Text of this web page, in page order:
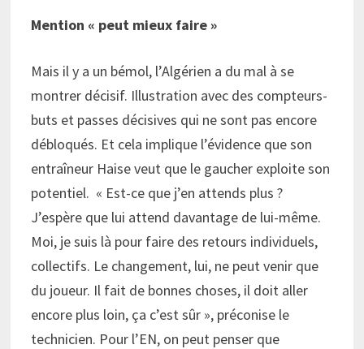
Mention « peut mieux faire »
Mais il y a un bémol, l’Algérien a du mal à se
montrer décisif. Illustration avec des compteurs-
buts et passes décisives qui ne sont pas encore
débloqués. Et cela implique l’évidence que son
entraîneur Haise veut que le gaucher exploite son
potentiel. « Est-ce que j’en attends plus ?
J’espère que lui attend davantage de lui-même.
Moi, je suis là pour faire des retours individuels,
collectifs. Le changement, lui, ne peut venir que
du joueur. Il fait de bonnes choses, il doit aller
encore plus loin, ça c’est sûr », préconise le
technicien. Pour l’EN, on peut penser que